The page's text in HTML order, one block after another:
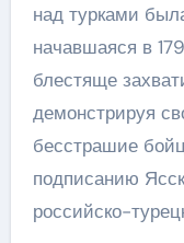
над турками
начавшаяся в
блестяще
демонстрируя
бесстрашие
подписанию
российско-